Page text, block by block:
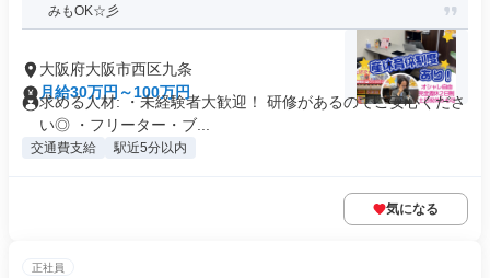
みもOK☆彡
大阪府大阪市西区九条
月給30万円～100万円
求める人材: ・未経験者大歓迎！ 研修があるのでご安心くださ
い◎ ・フリーター・ブ...
交通費支給 駅近5分以内
気になる
正社員